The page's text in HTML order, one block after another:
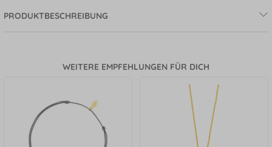
PRODUKTBESCHREIBUNG
WEITERE EMPFEHLUNGEN FÜR DICH